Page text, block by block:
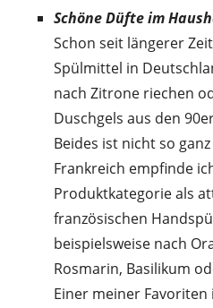
Schöne Düfte im
Schon seit längerer
Spülmittel in
nach Zitrone riechen
Duschgels aus den
Beides ist nicht so
Frankreich empfinde
Produktkategorie als
französischen
beispielsweise nach
Rosmarin, Basilikum
Einer meiner